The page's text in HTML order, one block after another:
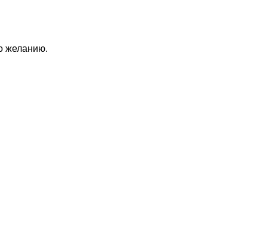
желанию.